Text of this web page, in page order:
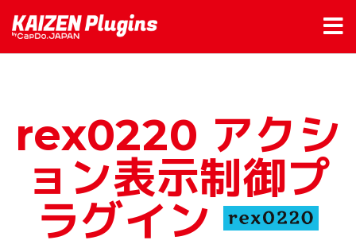
rex0220 アクシ
ョン表示制御プ
ラグイン